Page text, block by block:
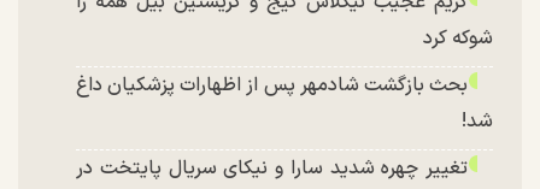
شوکه کرد
بحث بازگشت شادمهر پس از اظهارات پزشکیان داغ
شد!
تغییر چهره شدید سارا و نیکای سریال پایتخت در